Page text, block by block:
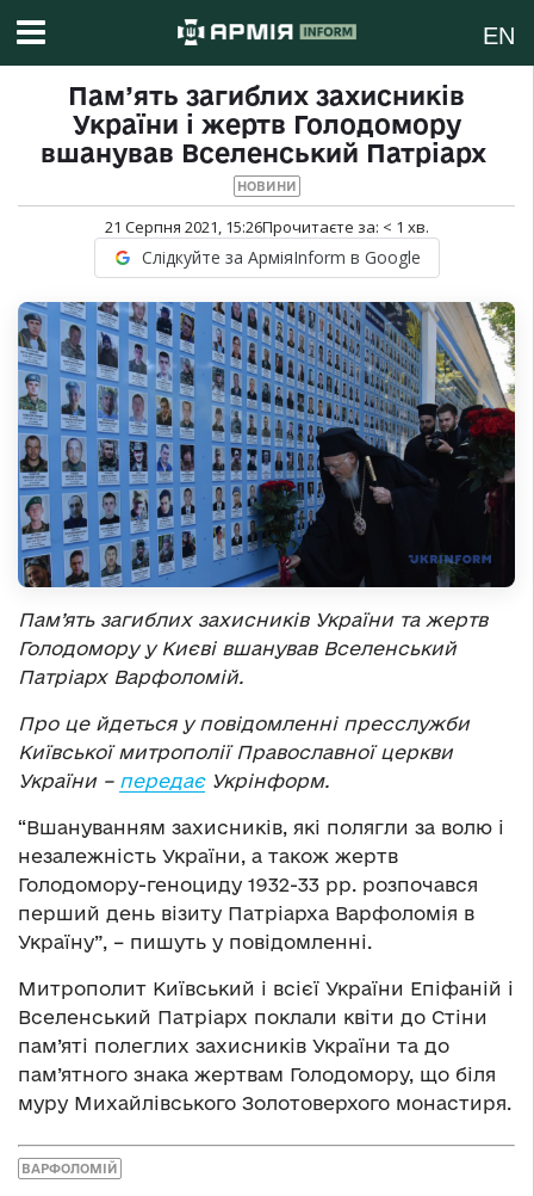
EN
Пам’ять загиблих захисників
України і жертв Голодомору
вшанував Вселенський Патріарх
НОВИНИ
21 Серпня 2021, 15:26Прочитаєте за: < 1 хв.
Слідкуйте за АрміяInform в Google
Пам’ять загиблих захисників України та жертв
Голодомору у Києві вшанував Вселенський
Патріарх Варфоломій.
Про це йдеться у повідомленні пресслужби
Київської митрополії Православної церкви
України– передаєУкрінформ.
“Вшануванням захисників, які полягли за волю і
незалежність України, а також жертв
Голодомору-геноциду 1932-33 рр. розпочався
перший день візиту Патріарха Варфоломія в
Україну”, – пишуть у повідомленні.
Митрополит Київський і всієї України Епіфаній і
Вселенський Патріарх поклали квіти до Стіни
пам’яті полеглих захисників України та до
пам’ятного знака жертвам Голодомору, що біля
муру Михайлівського Золотоверхого монастиря.
ВАРФОЛОМІЙ